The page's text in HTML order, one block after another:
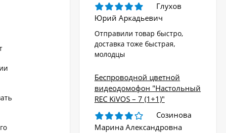
Глухов
Юрий Аркадьевич
Отправили товар быстро,
доставка тоже быстрая,
молодцы
Беспроводной цветной
видеодомофон "Настольный
REC KiVOS – 7 (1+1)"
Созинова
Марина Александровна